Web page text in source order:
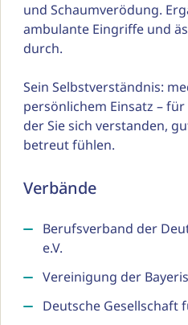
und Schaumverödung.
ambulante Eingriffe und
durch.
Sein Selbstverständnis:
persönlichem Einsatz –
der Sie sich verstanden,
betreut fühlen.
Verbände
Berufsverband der
e.V.
Vereinigung der
Deutsche Gesellschaft